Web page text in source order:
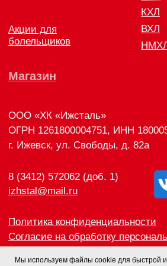
Мы используем файлы cookie для быстрой и